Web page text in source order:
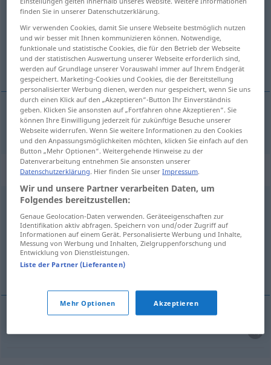
Übersicht aller Übersetzungen
(Für mehr Details die Übersetzung anklicken/antippen)
Glaube
Glaubem tro
„tro“
Übersicht aller Übersetzungen
(Für mehr Details die Übersetzung anklicken/antippen)
treu
finden Sie in unserer Datenschutzerklärung.
Wir verwenden Cookies, damit Sie unsere Webseite bestmöglich nutzen
und wir besser mit Ihnen kommunizieren können. Notwendige,
funktionale und statistische Cookies, die für den Betrieb der Webseite
und der statistischen Auswertung unserer Webseite erforderlich sind,
werden auf Grundlage unserer Vorauswahl immer auf Ihrem Endgerät
gespeichert. Marketing-Cookies und Cookies, die der Bereitstellung
personalisierter Werbung dienen, werden nur gespeichert, wenn Sie uns
durch einen Klick auf den „Akzeptieren“-Button Ihr Einverständnis
geben. Klicken Sie ansonsten auf „Fortfahren ohne Akzeptieren“. Sie
können Ihre Einwilligung jederzeit für zukünftige Besuche unserer
Webseite widerrufen. Wenn Sie weitere Informationen zu den Cookies
und den Anpassungsmöglichkeiten möchten, klicken Sie einfach auf den
Button „Mehr Optionen“. Weitergehende Hinweise zu der
Datenverarbeitung entnehmen Sie ansonsten unserer
Datenschutzerklärung. Hier finden Sie unserImpressum.
Wir und unsere Partner verarbeiten Daten, um
Folgendes bereitzustellen:
Genaue Geolocation-Daten verwenden. Geräteeigenschaften zur
Identifikation aktiv abfragen. Speichern von und/oder Zugriff auf
Informationen auf einem Gerät. Personalisierte Werbung und Inhalte,
Messung von Werbung und Inhalten, Zielgruppenforschung und
Entwicklung von Dienstleistungen.
Liste der Partner (Lieferanten)
Mehr Optionen Akzeptieren